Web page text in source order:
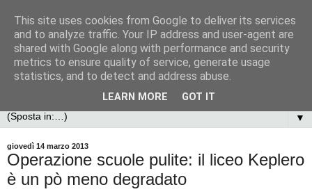
▼
giovedì 14 marzo 2013
Operazione scuole pulite: il liceo Keplero
è un pò meno degradato
This site uses cookies from Google to deliver its services
and to analyze traffic. Your IP address and user-agent are
shared with Google along with performance and security
metrics to ensure quality of service, generate usage
statistics, and to detect and address abuse.
LEARN MORE GOT IT